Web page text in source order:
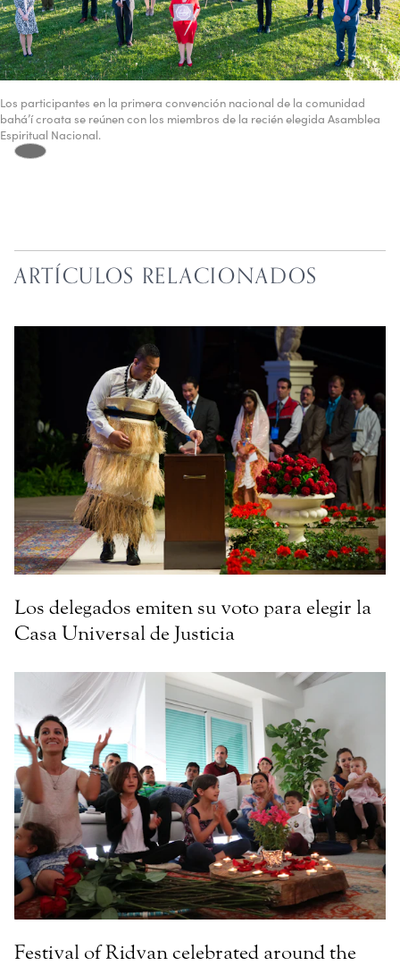
Los participantes en la primera convención nacional de la comunidad
bahá’í croata se reúnen con los miembros de la recién elegida Asamblea
Espiritual Nacional.
ARTÍCULOS RELACIONADOS
Los delegados emiten su voto para elegir la
Casa Universal de Justicia
Festival of Ridvan celebrated around the